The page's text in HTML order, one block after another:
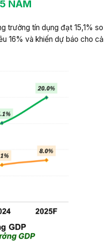
NĂM
trưởng tín dụng đạt 15,1% so
16% và khiến dự báo cho cả